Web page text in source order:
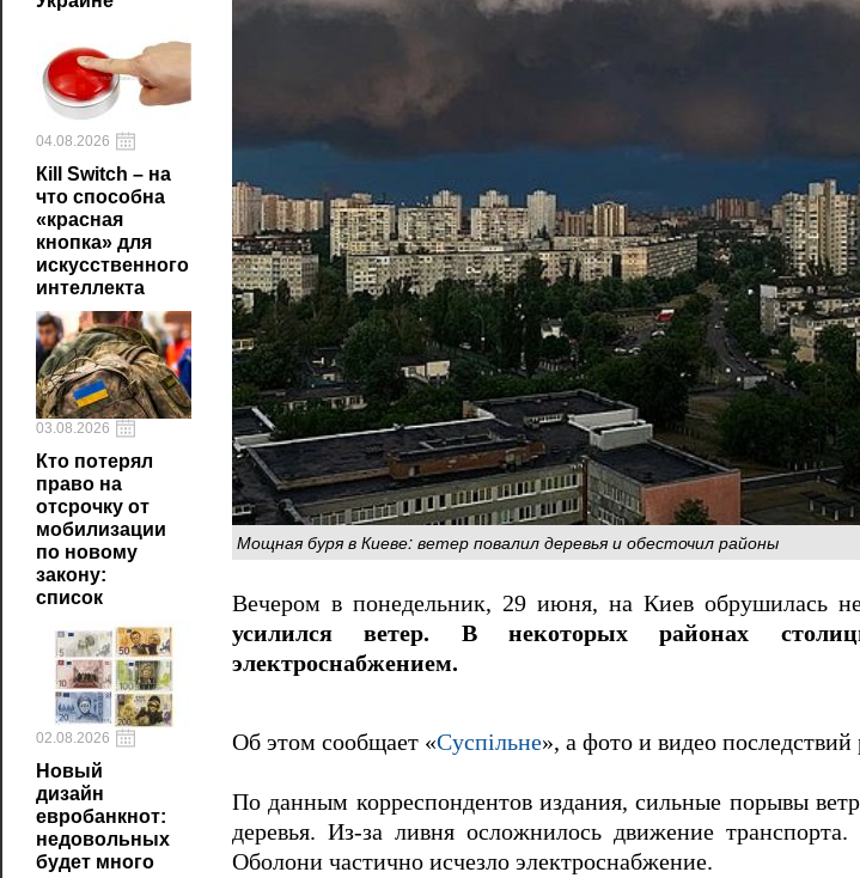
04.08.2026
Кill Switch – на
что способна
«красная
кнопка» для
искусственного
интеллекта
03.08.2026
Кто потерял
право на
отсрочку от
мобилизации
по новому
закону:
список
02.08.2026
Новый
дизайн
евробанкнот:
недовольных
будет много
Мощная буря в Киеве: ветер повалил деревья и обесточил районы
Вечером в понедельник, 29 июня, на Киев обрушилась
усилился ветер. В некоторых районах
электроснабжением.
Об этом сообщает «Суспільне», а фото и видео
По данным корреспондентов издания, сильные порывы
деревья. Из-за ливня осложнилось движение
Оболони частично исчезло электроснабжение.